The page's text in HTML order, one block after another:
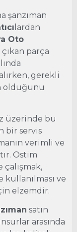
şanzıman
lardan
Oto
parça
gerekli
olduğunu
üzerinde bu
bir servis
verimli ve
Ostim
kullanılması ve
elzemdir.
satın
arasında